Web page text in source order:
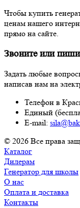
Чтобы купить
ценам нашего
прямо на сайте.
Звоните или
Задать любые
написав нам на
Телефон в
Единый
E-mail:
© 2026 Все права
Каталог
Дилерам
Генератор для школы
О нас
Оплата и доставка
Контакты